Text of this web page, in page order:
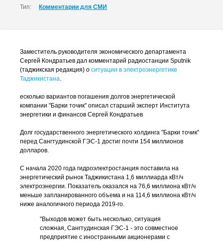
Тип: Комментарии для СМИ
Заместитель руководителя экономического департамента
Сергей Кондратьев дал комментарий радиостанции Sputnik
(таджикская редакция) о ситуации в электроэнергетике
Таджикистана.
есколько вариантов погашения долгов энергетической
компании "Барки точик" описал старший эксперт Института
энергетики и финансов Сергей Кондратьев
Долг государственного энергетического холдинга "Барки точик"
перед Сангтудинской ГЭС-1 достиг почти 154 миллионов
долларов.
С начала 2020 года гидроэлектростанция поставила на
энергетический рынок Таджикистана 1,6 миллиарда кВт/ч
электроэнергии. Показатель оказался на 76,6 миллиона кВт/ч
меньше запланированного объема и на 114,6 миллиона кВт/ч
ниже аналогичного периода 2019-го.
"Выходов может быть несколько, ситуация
сложная, Сангтудинская ГЭС-1 - это совместное
предприятие с иностранными акционерами с